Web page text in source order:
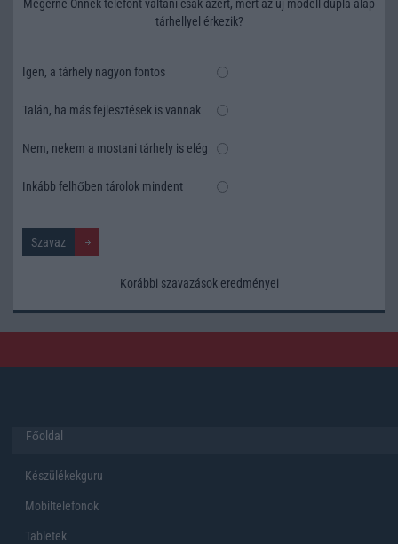
Megérné Önnek telefont váltani csak azért, mert az új modell dupla alap
tárhellyel érkezik?
Igen, a tárhely nagyon fontos
Talán, ha más fejlesztések is vannak
Nem, nekem a mostani tárhely is elég
Inkább felhőben tárolok mindent
Korábbi szavazások eredményei
Főoldal
Készülékekguru
Mobiltelefonok
Tabletek